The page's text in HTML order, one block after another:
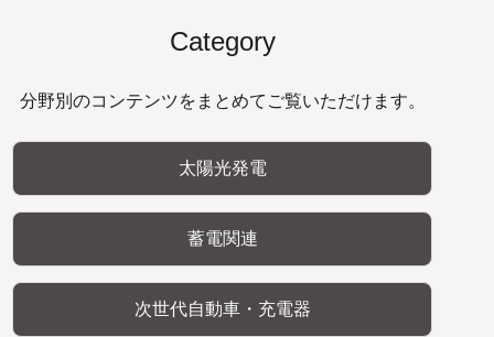
Category
分野別のコンテンツをまとめてご覧いただけます。
太陽光発電
蓄電関連
次世代自動車・充電器